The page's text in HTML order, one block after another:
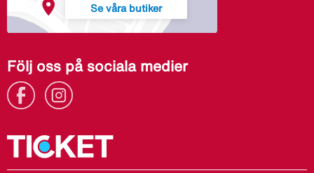
Se våra butiker
Följ oss på sociala medier